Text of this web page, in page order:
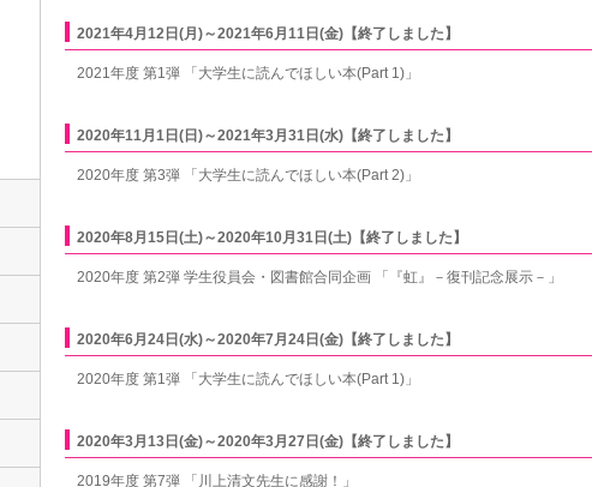
2021年4月12日(月)～2021年6月11日(金)【終了しました】
2021年度 第1弾 「大学生に読んでほしい本(Part 1)」
2020年11月1日(日)～2021年3月31日(水)【終了しました】
2020年度 第3弾 「大学生に読んでほしい本(Part 2)」
2020年8月15日(土)～2020年10月31日(土)【終了しました】
2020年度 第2弾 学生役員会・図書館合同企画 「『虹』－復刊記念展示－」
2020年6月24日(水)～2020年7月24日(金)【終了しました】
2020年度 第1弾 「大学生に読んでほしい本(Part 1)」
2020年3月13日(金)～2020年3月27日(金)【終了しました】
2019年度 第7弾 「川上清文先生に感謝！」